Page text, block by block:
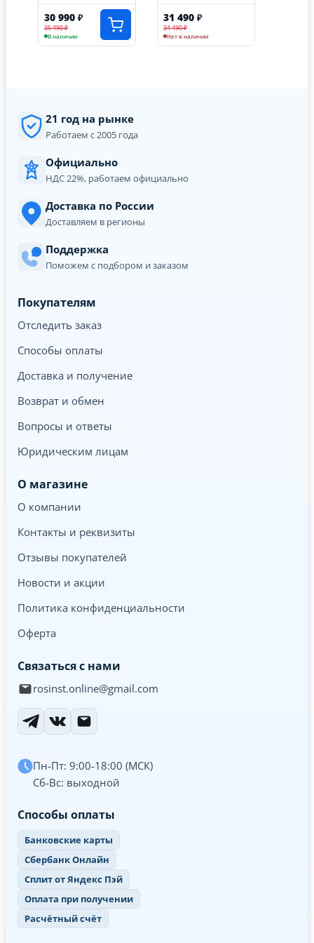
30 990 ₽
35 490 ₽
В наличии
31 490 ₽
34 490 ₽
Нет в наличии
21 год на рынке
Работаем с 2005 года
Официально
НДС 22%, работаем официально
Доставка по России
Доставляем в регионы
Поддержка
Поможем с подбором и заказом
Покупателям
Отследить заказ
Способы оплаты
Доставка и получение
Возврат и обмен
Вопросы и ответы
Юридическим лицам
О магазине
О компании
Контакты и реквизиты
Отзывы покупателей
Новости и акции
Политика конфиденциальности
Оферта
Связаться с нами
rosinst.online@gmail.com
Пн-Пт: 9:00-18:00 (МСК)
Сб-Вс: выходной
Способы оплаты
Банковские карты
Сбербанк Онлайн
Сплит от Яндекс Пэй
Оплата при получении
Расчётный счёт